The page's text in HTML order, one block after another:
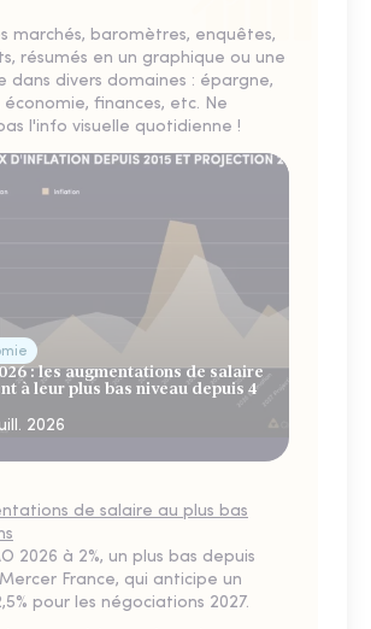
marchés, baromètres, enquêtes,
résumés en un graphique ou une
dans divers domaines : épargne,
économie, finances, etc. Ne
l'info visuelle quotidienne !
: les augmentations de salaire
à leur plus bas niveau depuis 4
2026
de salaire au plus bas
2026 à 2%, un plus bas depuis
Mercer France, qui anticipe un
pour les négociations 2027.